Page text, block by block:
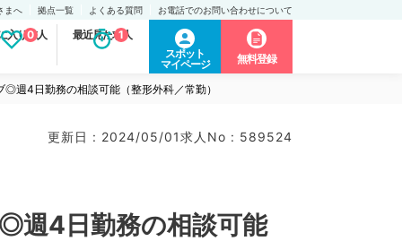
まへ 拠点一覧 よくある質問 お電話でのお問い合わせについて
入り求人
0 最近見た求人
1
スポット
マイページ
無料登録
週4日勤務の相談可能（整形外科／常勤）
更新日 : 2024/05/01求人No : 589524
週4日勤務の相談可能